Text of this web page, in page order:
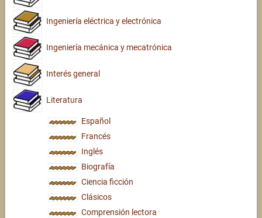
Ingeniería eléctrica y electrónica
Ingeniería mecánica y mecatrónica
Interés general
Literatura
Español
Francés
Inglés
Biografía
Ciencia ficción
Clásicos
Comprensión lectora